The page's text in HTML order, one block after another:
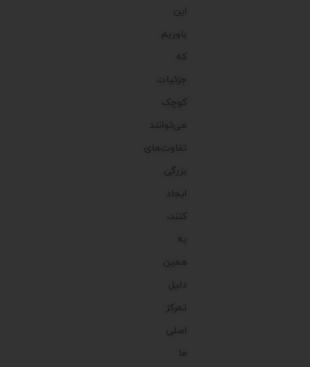
این
باوریم
که
جزئیات
کوچک
می‌توانند
تفاوت‌های
بزرگی
ایجاد
کنند،
به
همین
دلیل
تمرکز
اصلی
ما